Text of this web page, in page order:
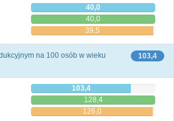
40,0
40,0
39,5
103,4
na 100 osób w wieku
103,4
128,4
126,0